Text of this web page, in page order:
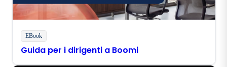
EBook
Guida per i dirigenti a Boomi